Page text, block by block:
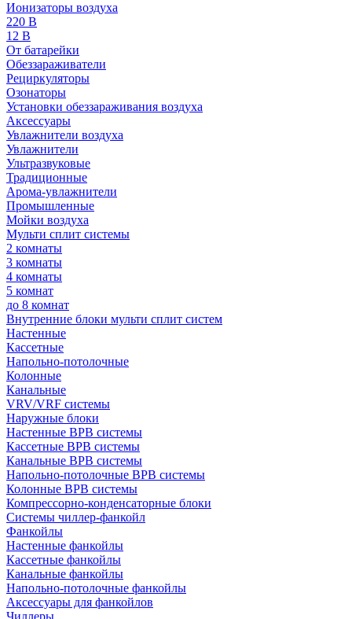
Ионизаторы воздуха
220 В
12 В
От батарейки
Обеззараживатели
Рециркуляторы
Озонаторы
Установки обеззараживания воздуха
Аксессуары
Увлажнители воздуха
Увлажнители
Ультразвуковые
Традиционные
Арома-увлажнители
Промышленные
Мойки воздуха
Мульти сплит системы
2 комнаты
3 комнаты
4 комнаты
5 комнат
до 8 комнат
Внутренние блоки мульти сплит систем
Настенные
Кассетные
Напольно-потолочные
Колонные
Канальные
VRV/VRF системы
Наружные блоки
Настенные ВРВ системы
Кассетные ВРВ системы
Канальные ВРВ системы
Напольно-потолочные ВРВ системы
Колонные ВРВ системы
Компрессорно-конденсаторные блоки
Системы чиллер-фанкойл
Фанкойлы
Настенные фанкойлы
Кассетные фанкойлы
Канальные фанкойлы
Напольно-потолочные фанкойлы
Аксессуары для фанкойлов
Чиллеры